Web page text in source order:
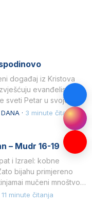
događaj iz Kristova
evanđelisti
sveti Petar u svojoj
· 3 minute čitanja
– Mudr 16-19
i Izrael: kobne
bijahu primjereno
mučeni mnoštvom
11 minute čitanja